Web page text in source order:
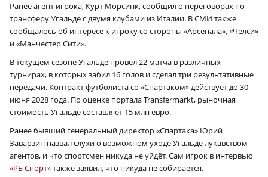
Ранее агент игрока, Курт Морсинк, сообщил о переговорах по
трансферу Угальде с двумя клубами из Италии. В СМИ также
сообщалось об интересе к игроку со стороны «Арсенала», «Челси»
и «Манчестер Сити».
В текущем сезоне Угальде провёл 22 матча в различных
турнирах, в которых забил 16 голов и сделал три результативные
передачи. Контракт футболиста со «Спартаком» действует до 30
июня 2028 года. По оценке портала Transfermarkt, рыночная
стоимость Угальде составляет 15 млн евро.
Ранее бывший генеральный директор «Спартака» Юрий
Заварзин назвал слухи о возможном уходе Угальде лукавством
агентов, и что спортсмен никуда не уйдёт. Сам игрок в интервью
«РБ Спорт»также заявил, что никуда не собирается.